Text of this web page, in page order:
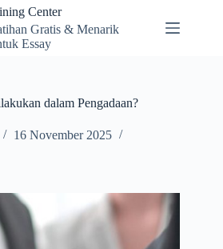
Center
Gratis & Menarik
Essay
dalam Pengadaan?
16 November 2025